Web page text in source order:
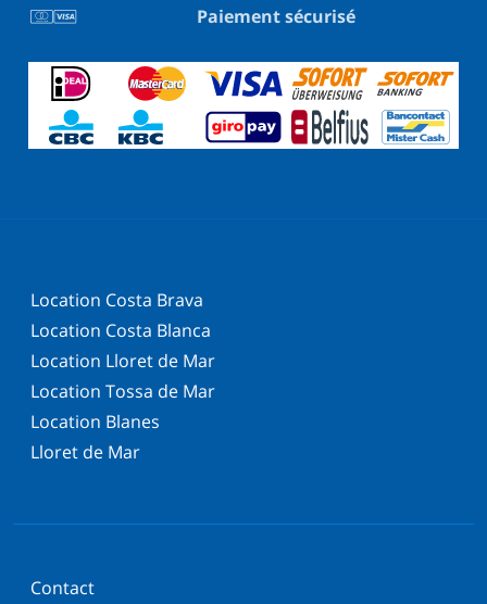
Paiement sécurisé
Location Costa Brava
Location Costa Blanca
Location Lloret de Mar
Location Tossa de Mar
Location Blanes
Lloret de Mar
Contact